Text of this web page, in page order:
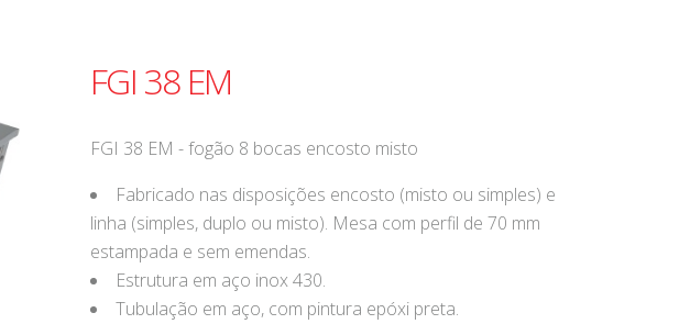
FGI 38 EM
FGI 38 EM - fogão 8 bocas encosto misto
Fabricado nas disposições encosto (misto ou simples) e
linha (simples, duplo ou misto). Mesa com perfil de 70 mm
estampada e sem emendas.
Estrutura em aço inox 430.
Tubulação em aço, com pintura epóxi preta.